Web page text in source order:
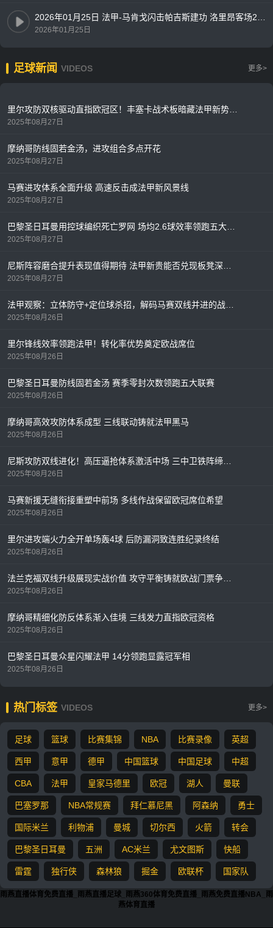
2026年01月25日
足球新闻 VIDEOS 更多>
2025年08月27日
摩纳哥防线固若金汤，进攻组合多点开花
2025年08月27日
马赛进攻体系全面升级 高速反击成法甲新风景线
2025年08月27日
2025年08月27日
2025年08月27日
2025年08月26日
里尔锋线效率领跑法甲！转化率优势奠定欧战席位
2025年08月26日
巴黎圣日耳曼防线固若金汤 赛季零封次数领跑五大联赛
2025年08月26日
摩纳哥高效攻防体系成型 三线联动铸就法甲黑马
2025年08月26日
2025年08月26日
马赛新援无缝衔接重塑中前场 多线作战保留欧冠席位希望
2025年08月26日
里尔进攻端火力全开单场轰4球 后防漏洞致连胜纪录终结
2025年08月26日
2025年08月26日
摩纳哥精细化防反体系渐入佳境 三线发力直指欧冠资格
2025年08月26日
巴黎圣日耳曼众星闪耀法甲 14分领跑显露冠军相
2025年08月26日
热门标签 VIDEOS 更多>
足球 篮球 比赛集锦 NBA 比赛录像 英超
西甲 意甲 德甲 中国篮球 中国足球 中超
CBA 法甲 皇家马德里 欧冠 湖人 曼联
巴塞罗那 NBA常规赛 拜仁慕尼黑 阿森纳 勇士
国际米兰 利物浦 曼城 切尔西 火箭 转会
巴黎圣日耳曼 五洲 AC米兰 尤文图斯 快船
雷霆 独行侠 森林狼 掘金 欧联杯 国家队
雨燕直播体育免费直播_雨燕直播足球_雨燕360体育免费直播_雨燕免费直播NBA_雨
燕体育直播